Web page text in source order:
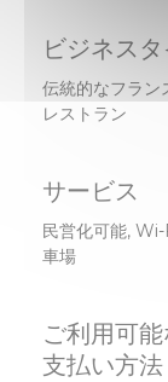
ビジネス
伝統的なフラン
レストラン
サービス
民営化可能,
車場
ご利用可
支払い方法